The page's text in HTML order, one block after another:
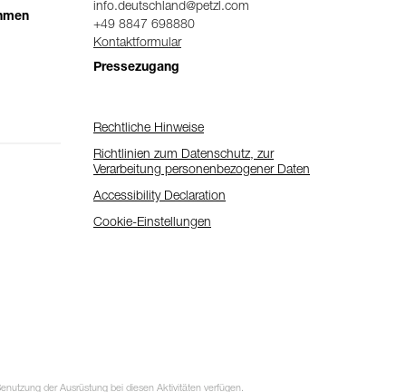
info.deutschland@petzl.com
+49 8847 698880
Kontaktformular
Pressezugang
Rechtliche Hinweise
Richtlinien zum Datenschutz, zur
Verarbeitung personenbezogener Daten
Accessibility Declaration
Cookie-Einstellungen
der Ausrüstung bei diesen Aktivitäten verfügen.